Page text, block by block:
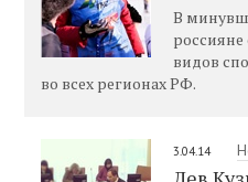
В
видов
во всех регионах РФ.
3.04.14